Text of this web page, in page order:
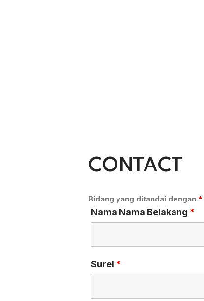
CONTACT
Bidang yang ditandai dengan *
Nama Nama Belakang *
Surel *